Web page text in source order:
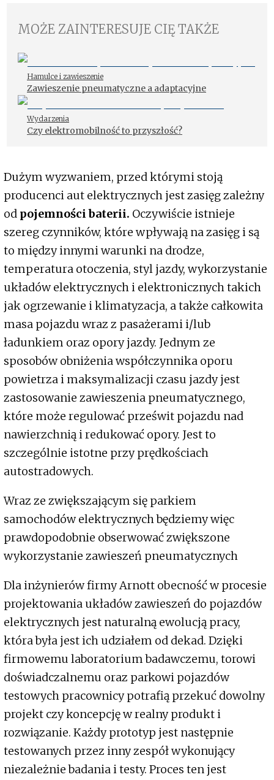
MOŻE ZAINTERESUJE CIĘ TAKŻE
Hamulce i zawieszenie
Zawieszenie pneumatyczne a adaptacyjne
Wydarzenia
Czy elektromobilność to przyszłość?
Dużym wyzwaniem, przed którymi stoją
producenci aut elektrycznych jest zasięg zależny
od pojemności baterii. Oczywiście istnieje
szereg czynników, które wpływają na zasięg i są
to między innymi warunki na drodze,
temperatura otoczenia, styl jazdy, wykorzystanie
układów elektrycznych i elektronicznych takich
jak ogrzewanie i klimatyzacja, a także całkowita
masa pojazdu wraz z pasażerami i/lub
ładunkiem oraz opory jazdy. Jednym ze
sposobów obniżenia współczynnika oporu
powietrza i maksymalizacji czasu jazdy jest
zastosowanie zawieszenia pneumatycznego,
które może regulować prześwit pojazdu nad
nawierzchnią i redukować opory. Jest to
szczególnie istotne przy prędkościach
autostradowych.
Wraz ze zwiększającym się parkiem
samochodów elektrycznych będziemy więc
prawdopodobnie obserwować zwiększone
wykorzystanie zawieszeń pneumatycznych
Dla inżynierów firmy Arnott obecność w procesie
projektowania układów zawieszeń do pojazdów
elektrycznych jest naturalną ewolucją pracy,
która była jest ich udziałem od dekad. Dzięki
firmowemu laboratorium badawczemu, torowi
doświadczalnemu oraz parkowi pojazdów
testowych pracownicy potrafią przekuć dowolny
projekt czy koncepcję w realny produkt i
rozwiązanie. Każdy prototyp jest następnie
testowanych przez inny zespół wykonujący
niezależnie badania i testy. Proces ten jest